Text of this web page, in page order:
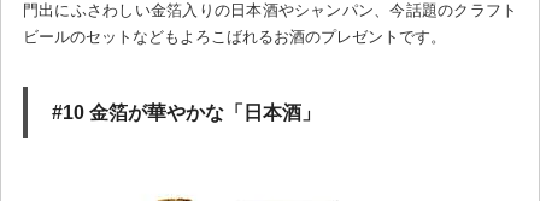
門出にふさわしい金箔入りの日本酒やシャンパン、今話題のクラフト
ビールのセットなどもよろこばれるお酒のプレゼントです。
#10 金箔が華やかな「日本酒」